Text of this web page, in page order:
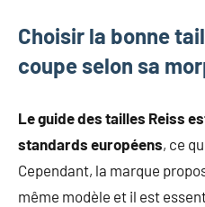
Choisir la bonne
coupe selon sa
Le guide des tailles Reiss
standards européens, ce
Cependant, la marque
même modèle et il est